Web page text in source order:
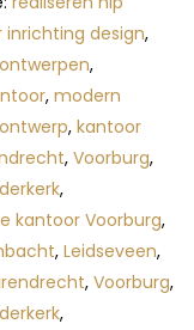
inrichting design,
,
, modern
, kantoor
, Voorburg,
,
kantoor Voorburg,
, Leidseveen,
, Voorburg,
,